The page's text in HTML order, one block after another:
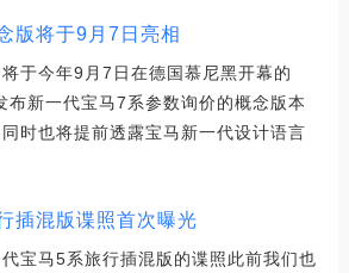
版将于9月7日亮相
于今年9月7日在德国慕尼黑开幕的
新一代宝马7系参数询价的概念版本
时也将提前透露宝马新一代设计语言
插混版谍照首次曝光
宝马5系旅行插混版的谍照此前我们也